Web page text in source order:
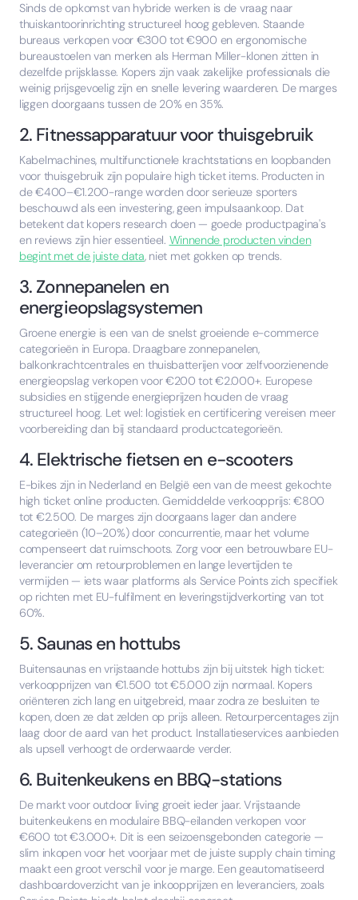
Sinds de opkomst van hybride werken is de vraag naar
thuiskantoorinrichting structureel hoog gebleven. Staande
bureaus verkopen voor €300 tot €900 en ergonomische
bureaustoelen van merken als Herman Miller-klonen zitten in
dezelfde prijsklasse. Kopers zijn vaak zakelijke professionals die
weinig prijsgevoelig zijn en snelle levering waarderen. De marges
liggen doorgaans tussen de 20% en 35%.
2. Fitnessapparatuur voor thuisgebruik
Kabelmachines, multifunctionele krachtstations en loopbanden
voor thuisgebruik zijn populaire high ticket items. Producten in
de €400–€1.200-range worden door serieuze sporters
beschouwd als een investering, geen impulsaankoop. Dat
betekent dat kopers research doen — goede productpagina's
en reviews zijn hier essentieel. Winnende producten vinden
begint met de juiste data, niet met gokken op trends.
3. Zonnepanelen en
energieopslagsystemen
Groene energie is een van de snelst groeiende e-commerce
categorieën in Europa. Draagbare zonnepanelen,
balkonkrachtcentrales en thuisbatterijen voor zelfvoorzienende
energieopslag verkopen voor €200 tot €2.000+. Europese
subsidies en stijgende energieprijzen houden de vraag
structureel hoog. Let wel: logistiek en certificering vereisen meer
voorbereiding dan bij standaard productcategorieën.
4. Elektrische fietsen en e-scooters
E-bikes zijn in Nederland en België een van de meest gekochte
high ticket online producten. Gemiddelde verkoopprijs: €800
tot €2.500. De marges zijn doorgaans lager dan andere
categorieën (10–20%) door concurrentie, maar het volume
compenseert dat ruimschoots. Zorg voor een betrouwbare EU-
leverancier om retourproblemen en lange levertijden te
vermijden — iets waar platforms als Service Points zich specifiek
op richten met EU-fulfilment en leveringstijdverkorting van tot
60%.
5. Saunas en hottubs
Buitensaunas en vrijstaande hottubs zijn bij uitstek high ticket:
verkoopprijzen van €1.500 tot €5.000 zijn normaal. Kopers
oriënteren zich lang en uitgebreid, maar zodra ze besluiten te
kopen, doen ze dat zelden op prijs alleen. Retourpercentages zijn
laag door de aard van het product. Installatieservices aanbieden
als upsell verhoogt de orderwaarde verder.
6. Buitenkeukens en BBQ-stations
De markt voor outdoor living groeit ieder jaar. Vrijstaande
buitenkeukens en modulaire BBQ-eilanden verkopen voor
€600 tot €3.000+. Dit is een seizoensgebonden categorie —
slim inkopen voor het voorjaar met de juiste supply chain timing
maakt een groot verschil voor je marge. Een geautomatiseerd
dashboardoverzicht van je inkoopprijzen en leveranciers, zoals